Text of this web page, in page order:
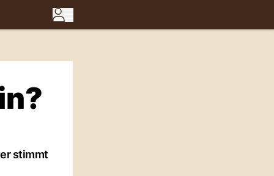
stimmt